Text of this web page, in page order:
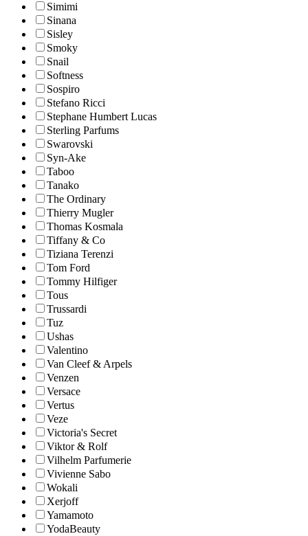
Simimi
Sinana
Sisley
Smoky
Snail
Softness
Sospiro
Stefano Ricci
Stephane Humbert Lucas
Sterling Parfums
Swarovski
Syn-Ake
Taboo
Tanako
The Ordinary
Thierry Mugler
Thomas Kosmala
Tiffany & Co
Tiziana Terenzi
Tom Ford
Tommy Hilfiger
Tous
Trussardi
Tuz
Ushas
Valentino
Van Cleef & Arpels
Venzen
Versace
Vertus
Veze
Victoria's Secret
Viktor & Rolf
Vilhelm Parfumerie
Vivienne Sabo
Wokali
Xerjoff
Yamamoto
YodaBeauty